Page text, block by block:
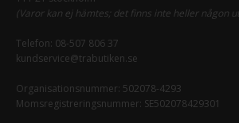
(Varor kan ej hämtes; det finns inte heller någon
Telefon: 08-507 806 37
kundservice@trabutiken.se
Organisationsnummer: 502078-4293
Momsregistreringsnummer: SE502078429301